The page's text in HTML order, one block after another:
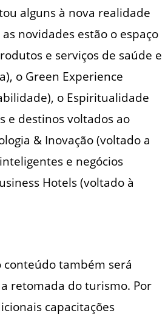
alguns à nova realidade
novidades estão o espaço
e serviços de saúde e
o Green Experience
o Espiritualidade
e destinos voltados ao
& Inovação (voltado a
e negócios
Hotels (voltado à
também será
retomada do turismo. Por
capacitações